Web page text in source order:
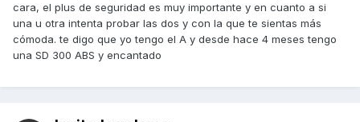
cara, el plus de seguridad es muy importante y en cuanto a si
una u otra intenta probar las dos y con la que te sientas más
cómoda. te digo que yo tengo el A y desde hace 4 meses tengo
una SD 300 ABS y encantado